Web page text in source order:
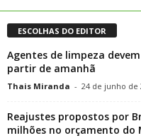
ESCOLHAS DO EDITOR
Agentes de limpeza
partir de amanhã
Thais Miranda - 24 de junho de
Reajustes propostos por
milhões no orçamento do